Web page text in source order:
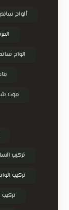
ألواح
الواح
بيوت
تركيب
تركيب